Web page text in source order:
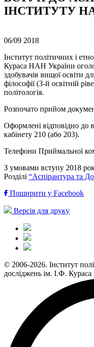
ІНСТИТУТУ НА
06/09 2018
Інститут політичних і
Кураса НАН України
здобувачів вищої освіти
філософії (3-й освітній
політологія.
Розпочато прийом
Оформлені відповідно до
кабінету 210 (або 203).
Телефони Приймальної
З умовами вступу 2018
Розділі “Аспірантура та
Поширити у Facebook
Версія для друку
© 2006-2026. Інститут
досліджень ім. І.Ф.